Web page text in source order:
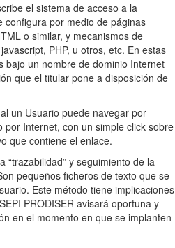
el sistema de acceso a la
por medio de páginas
o similar, y mecanismos de
PHP, u otros, etc. En estas
bajo un nombre de dominio Internet
que el titular pone a disposición de
un Usuario puede navegar por
Internet, con un simple click sobre
que contiene el enlace.
“trazabilidad” y seguimiento de la
pequeños ficheros de texto que se
Este método tiene implicaciones
PRODISER avisará oportuna y
en el momento en que se implanten